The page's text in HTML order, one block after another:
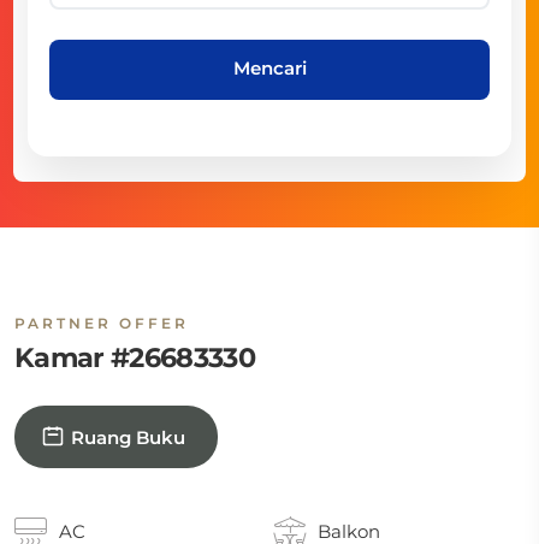
Mencari
PARTNER OFFER
Kamar #26683330
Ruang Buku
AC Balkon